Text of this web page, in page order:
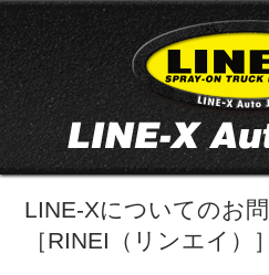
LINE-Xについてのお
［RINEI（リンエイ）］